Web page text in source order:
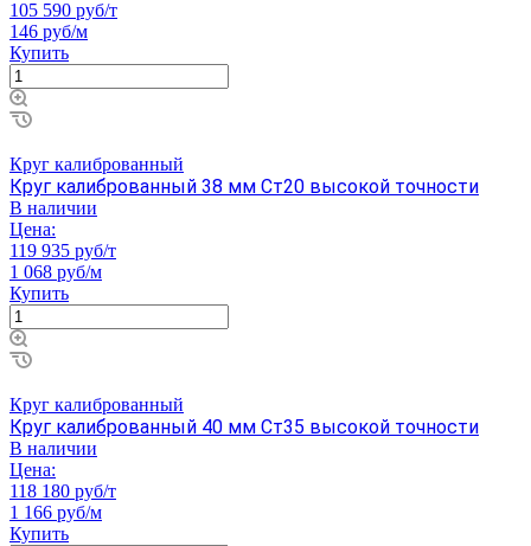
105 590 руб/т
146 руб/м
Купить
Круг калиброванный
Круг калиброванный 38 мм Ст20 высокой точности
В наличии
Цена:
119 935 руб/т
1 068 руб/м
Купить
Круг калиброванный
Круг калиброванный 40 мм Ст35 высокой точности
В наличии
Цена:
118 180 руб/т
1 166 руб/м
Купить